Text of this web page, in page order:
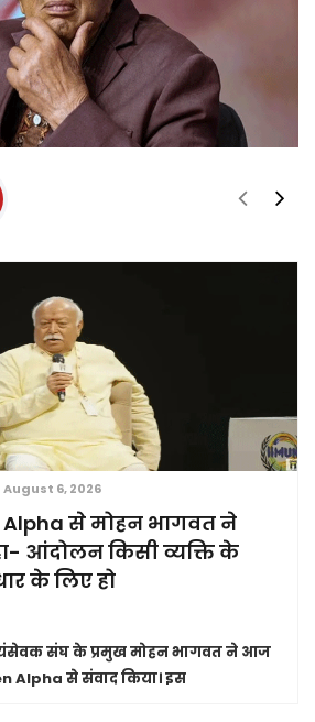
August 6, 2026
Alpha से मोहन भागवत ने
आंदोलन किसी व्यक्ति के
के लिए हो
संघ के प्रमुख मोहन भागवत ने आज
Alpha से संवाद किया। इस